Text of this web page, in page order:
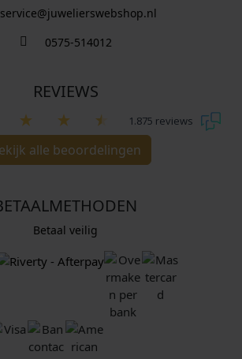
service@juwelierswebshop.nl
0575-514012
REVIEWS
1.875 reviews
alle beoordelingen
Betaal veilig